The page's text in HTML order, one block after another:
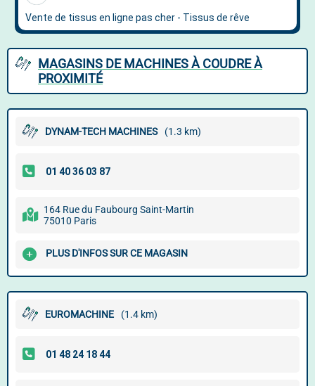
MAGASINS DE MACHINES À COUDRE À
PROXIMITÉ
DYNAM-TECH MACHINES (1.3 km)
164 Rue du Faubourg Saint-Martin
75010 Paris
PLUS D'INFOS SUR CE MAGASIN
EUROMACHINE (1.4 km)